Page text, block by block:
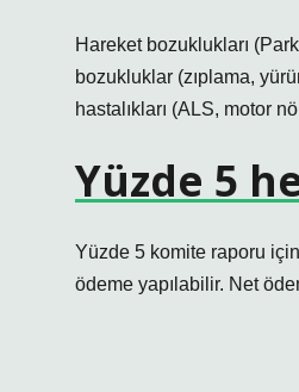
Hareket bozuklukları
bozukluklar (zıplama,
hastalıkları (ALS, motor
Yüzde 5
Yüzde 5 komite raporu
ödeme yapılabilir. Net